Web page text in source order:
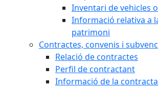
Inventari de vehicles
Informació relativa a
patrimoni
Contractes, convenis i
Relació de contractes
Perfil de contractant
Informació de la